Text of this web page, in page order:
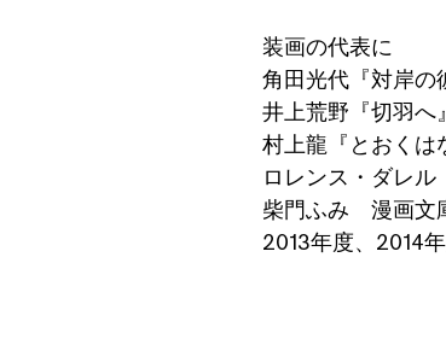
装画の代表に
角田光代『対岸の
井上荒野『切羽へ
村上龍『とおくは
ロレンス・ダレ
柴門ふみ 漫画文
2013年度、2014